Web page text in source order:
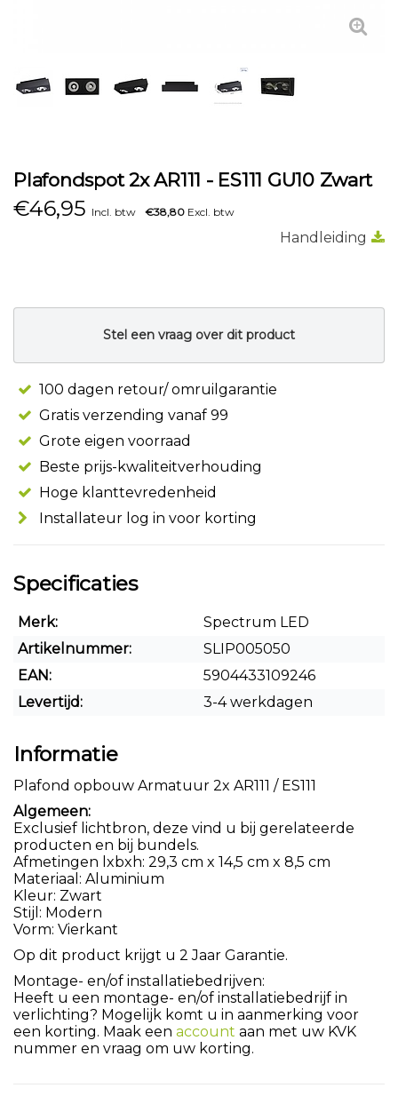
Plafondspot 2x AR111 - ES111 GU10 Zwart
€46,95 Incl. btw €38,80 Excl. btw
Handleiding
Stel een vraag over dit product
100 dagen retour/ omruilgarantie
Gratis verzending vanaf 99
Grote eigen voorraad
Beste prijs-kwaliteitverhouding
Hoge klanttevredenheid
Installateur log in voor korting
Specificaties
Merk:
Spectrum LED
Artikelnummer:
SLIP005050
EAN:
5904433109246
Levertijd:
3-4 werkdagen
Informatie
Plafond opbouw Armatuur 2x AR111 / ES111
Algemeen:
Exclusief lichtbron, deze vind u bij gerelateerde
producten en bij bundels.
Afmetingen lxbxh: 29,3 cm x 14,5 cm x 8,5 cm
Materiaal: Aluminium
Kleur: Zwart
Stijl: Modern
Vorm: Vierkant
Op dit product krijgt u 2 Jaar Garantie.
Montage- en/of installatiebedrijven:
Heeft u een montage- en/of installatiebedrijf in
verlichting? Mogelijk komt u in aanmerking voor
een korting. Maak een account aan met uw KVK
nummer en vraag om uw korting.